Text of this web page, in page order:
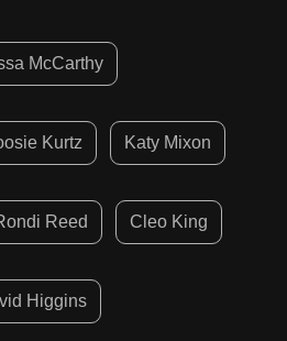
McCarthy
Kurtz Katy Mixon
Reed Cleo King
Higgins